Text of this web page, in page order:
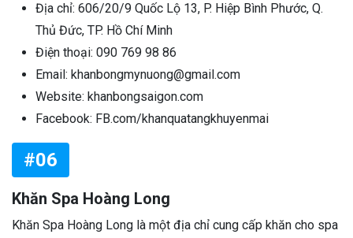
Địa chỉ: 606/20/9 Quốc Lộ 13, P. Hiệp Bình Phước, Q.
Thủ Đức, TP. Hồ Chí Minh
Điện thoại: 090 769 98 86
Email: khanbongmynuong@gmail.com
Website: khanbongsaigon.com
Facebook: FB.com/khanquatangkhuyenmai
#06
Khăn Spa Hoàng Long
Khăn Spa Hoàng Long là một địa chỉ cung cấp khăn cho spa